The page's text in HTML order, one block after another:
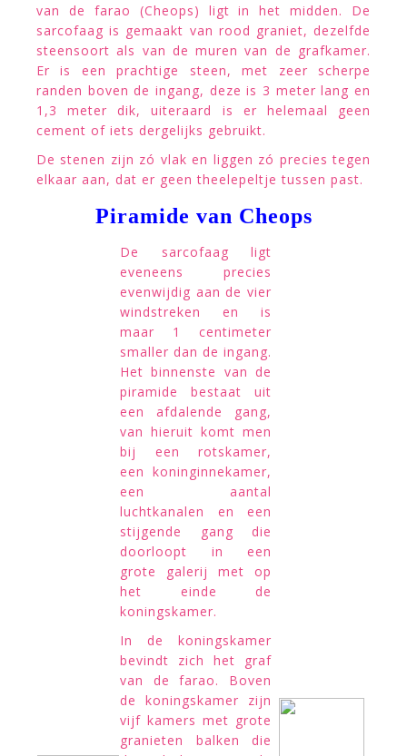
van de farao (Cheops) ligt in het midden. De
sarcofaag is gemaakt van rood graniet, dezelfde
steensoort als van de muren van de grafkamer.
Er is een prachtige steen, met zeer scherpe
randen boven de ingang, deze is 3 meter lang en
1,3 meter dik, uiteraard is er helemaal geen
cement of iets dergelijks gebruikt.
De stenen zijn zó vlak en liggen zó precies tegen
elkaar aan, dat er geen theelepeltje tussen past.
Piramide van Cheops
De sarcofaag ligt
eveneens precies
evenwijdig aan de vier
windstreken en is
maar 1 centimeter
smaller dan de ingang.
Het binnenste van de
piramide bestaat uit
een afdalende gang,
van hieruit komt men
bij een rotskamer,
een koninginnekamer,
een aantal
luchtkanalen en een
stijgende gang die
doorloopt in een
grote galerij met op
het einde de
koningskamer.
In de koningskamer
bevindt zich het graf
van de farao. Boven
de koningskamer zijn
vijf kamers met grote
granieten balken die